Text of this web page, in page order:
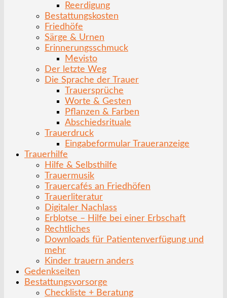
Reerdigung
Bestattungskosten
Friedhöfe
Särge & Urnen
Erinnerungsschmuck
Mevisto
Der letzte Weg
Die Sprache der Trauer
Trauersprüche
Worte & Gesten
Pflanzen & Farben
Abschiedsrituale
Trauerdruck
Eingabeformular Traueranzeige
Trauerhilfe
Hilfe & Selbsthilfe
Trauermusik
Trauercafés an Friedhöfen
Trauerliteratur
Digitaler Nachlass
Erblotse – Hilfe bei einer Erbschaft
Rechtliches
Downloads für Patientenverfügung und
mehr
Kinder trauern anders
Gedenkseiten
Bestattungsvorsorge
Checkliste + Beratung